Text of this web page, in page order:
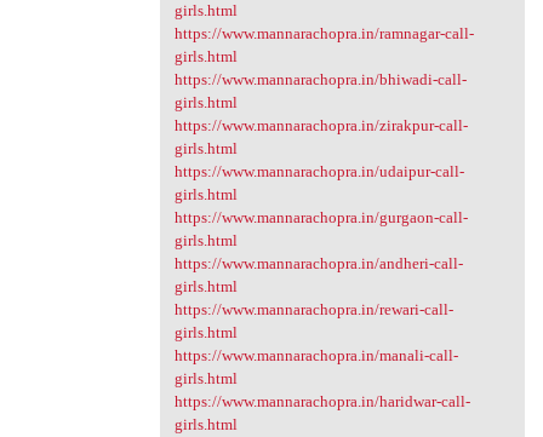
girls.html
https://www.mannarachopra.in/ramnagar-call-
girls.html
https://www.mannarachopra.in/bhiwadi-call-
girls.html
https://www.mannarachopra.in/zirakpur-call-
girls.html
https://www.mannarachopra.in/udaipur-call-
girls.html
https://www.mannarachopra.in/gurgaon-call-
girls.html
https://www.mannarachopra.in/andheri-call-
girls.html
https://www.mannarachopra.in/rewari-call-
girls.html
https://www.mannarachopra.in/manali-call-
girls.html
https://www.mannarachopra.in/haridwar-call-
girls.html